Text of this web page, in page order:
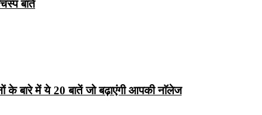
बातें
बारे में ये 20 बातें जो बढ़ाएंगी आपकी नाॅलेज